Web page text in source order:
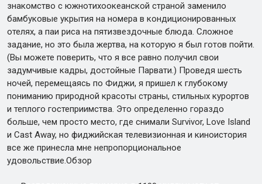
знакомство с южнотихоокеанской страной заменило
бамбуковые укрытия на номера в кондиционированных
отелях, а паи риса на пятизвездочные блюда. Сложное
задание, но это была жертва, на которую я был готов пойти.
(Вы можете поверить, что я все равно получил свои
задумчивые кадры, достойные Парвати.) Проведя шесть
ночей, перемещаясь по Фиджи, я пришел к глубокому
пониманию природной красоты страны, стильных курортов
и теплого гостеприимства. Это определенно гораздо
больше, чем просто место, где снимали Survivor, Love Island
и Cast Away, но фиджийская телевизионная и киноистория
все же принесла мне непропорциональное
удовольствие.Обзор